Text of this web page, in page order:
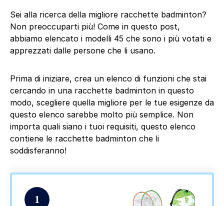
Sei alla ricerca della migliore racchette badminton?
Non preoccuparti più! Come in questo post,
abbiamo elencato i modelli 45 che sono i più votati e
apprezzati dalle persone che li usano.
Prima di iniziare, crea un elenco di funzioni che stai
cercando in una racchette badminton in questo
modo, scegliere quella migliore per le tue esigenze da
questo elenco sarebbe molto più semplice. Non
importa quali siano i tuoi requisiti, questo elenco
contiene le racchette badminton che li
soddisferanno!
1